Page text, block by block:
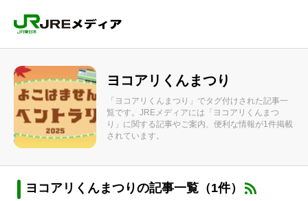
ヨコアリくんまつり
「ヨコアリくんまつり」でタグ付けされた記事一
覧です。JREメディアには「ヨコアリくんまつ
り」に関する記事やご案内、便利な情報が1件掲載
されています。
ヨコアリくんまつりの記事一覧（1件）